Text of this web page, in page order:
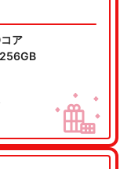
ア